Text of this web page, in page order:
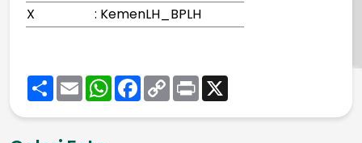
X
: KemenLH_BPLH
ShareEmailWhatsApp
Facebook
Copy
Link
Print